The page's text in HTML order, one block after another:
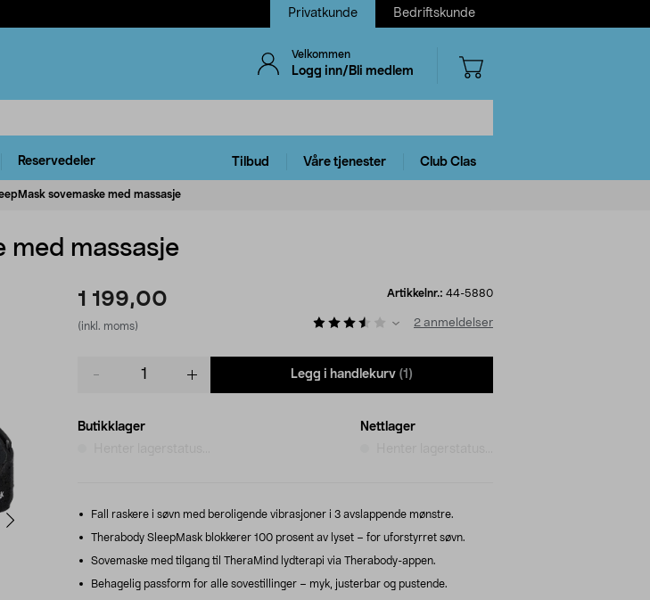
Privatkunde Bedriftskunde
Velkommen
Logg inn/Bli medlem
Reservedeler Tilbud Våre tjenester Club Clas
sovemaske med massasje
med massasje
1 199,00
(inkl. moms)
Artikkelnr.: 44-5880
2 anmeldelser
Legg i handlekurv (1)
Butikklager
Nettlager
Fall raskere i søvn med beroligende vibrasjoner i 3 avslappende mønstre.
Therabody SleepMask blokkerer 100 prosent av lyset – for uforstyrret søvn.
Sovemaske med tilgang til TheraMind lydterapi via Therabody-appen.
Behagelig passform for alle sovestillinger – myk, justerbar og pustende.